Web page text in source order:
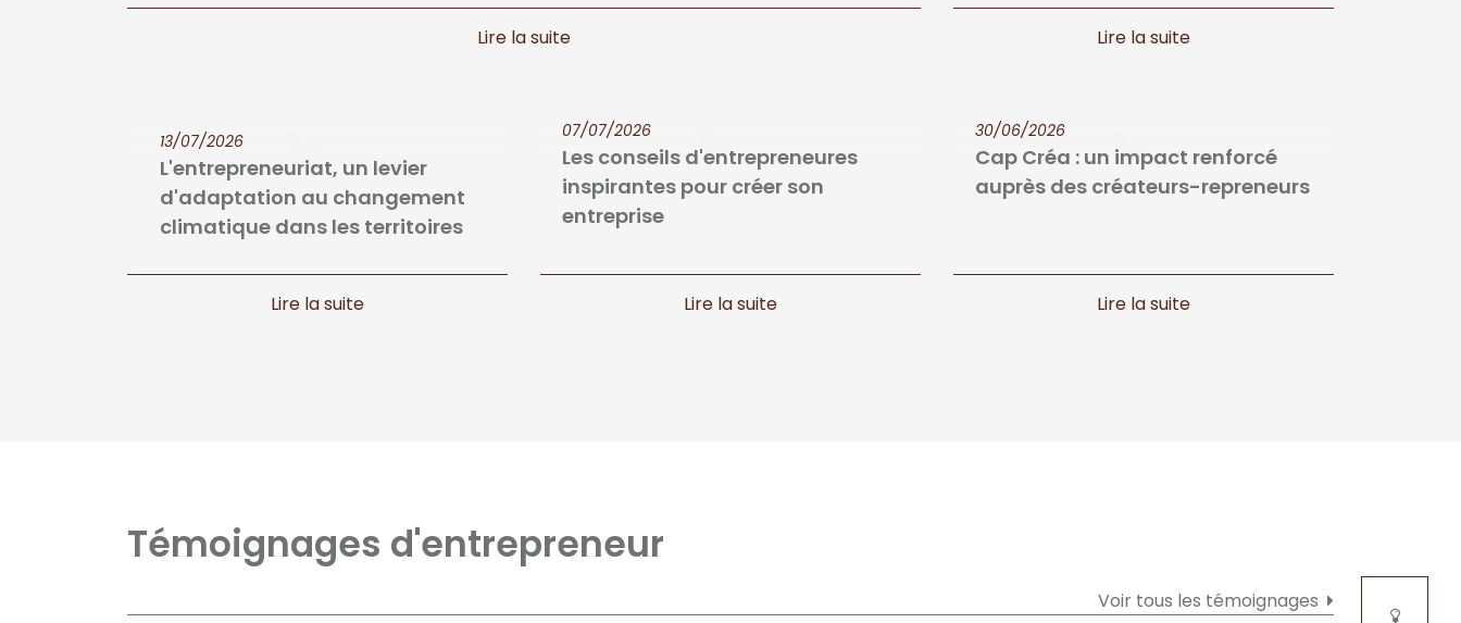
L'entrepreneuriat, un levier
d'adaptation au changement
climatique dans les territoires
13/07/2026
Les conseils d'entrepreneures
inspirantes pour créer son
entreprise
07/07/2026
Cap Créa : un impact renforcé
auprès des créateurs-repreneurs
30/06/2026
Témoignages d'entrepreneur
Voir tous les témoignages